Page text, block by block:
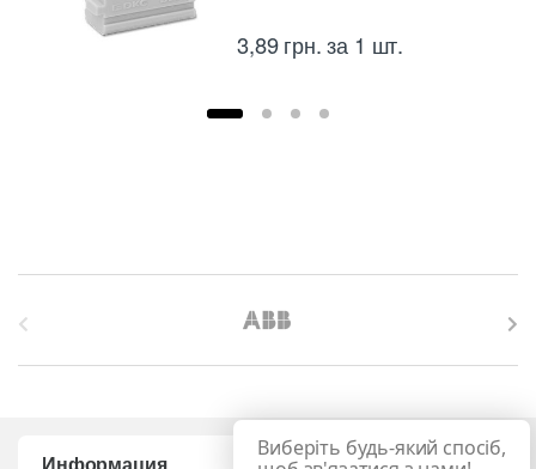
3,89грн. за 1 шт.
Виберіть будь-який спосіб,